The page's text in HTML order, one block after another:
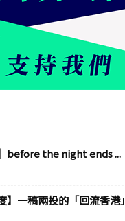
before the night ends ...
】一稿兩投的「回流香港」